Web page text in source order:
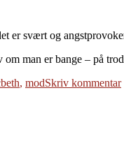
er svært og
man er bange – på
, modSkriv kommentartil